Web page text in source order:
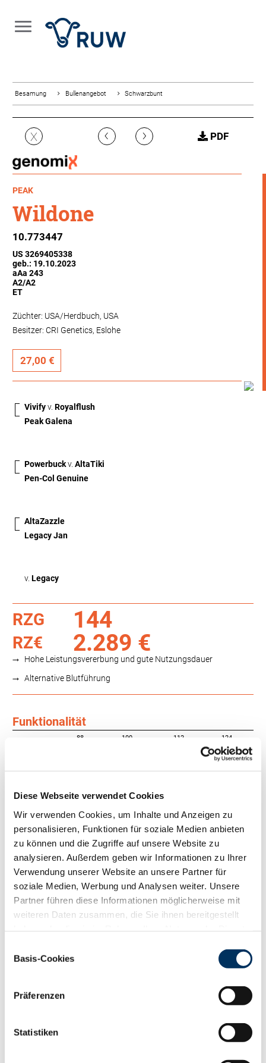
Diese Webseite verwendet Cookies
Wir verwenden Cookies, um Inhalte und Anzeigen zu
personalisieren, Funktionen für soziale Medien anbieten
zu können und die Zugriffe auf unsere Website zu
analysieren. Außerdem geben wir Informationen zu Ihrer
Verwendung unserer Website an unsere Partner für
soziale Medien, Werbung und Analysen weiter. Unsere
Partner führen diese Informationen möglicherweise mit
weiteren Daten zusammen, die Sie ihnen bereitgestellt
Cookies, wenn Sie unsere Webseite weiterhin nutzen.
Basis-Cookies
Präferenzen
Statistiken
Besamung Bullenangebot Schwarzbunt
X ‹ › PDF
PEAK
Wildone
10.773447
US 3269405338
geb.: 19.10.2023
aAa 243
A2/A2
ET
Züchter: USA/Herdbuch, USA
Besitzer: CRI Genetics, Eslohe
27,00 €
Vivifyv. Royalflush
Peak Galena
Powerbuckv. AltaTiki
Pen-Col Genuine
AltaZazzle
Legacy Jan
v. Legacy
RZG 144
RZ€ 2.289 €
Hohe Leistungsvererbung und gute Nutzungsdauer
Alternative Blutführung
Funktionalität
88 100 112 124
118
121
RZKd
Gesundheit
88 100 112 124
RZGesund
Euterfit
RZKlaue
106
RZMetabol
RZKälberfit 103
RZM 139
Fett %
-0.03
+80
-0.04